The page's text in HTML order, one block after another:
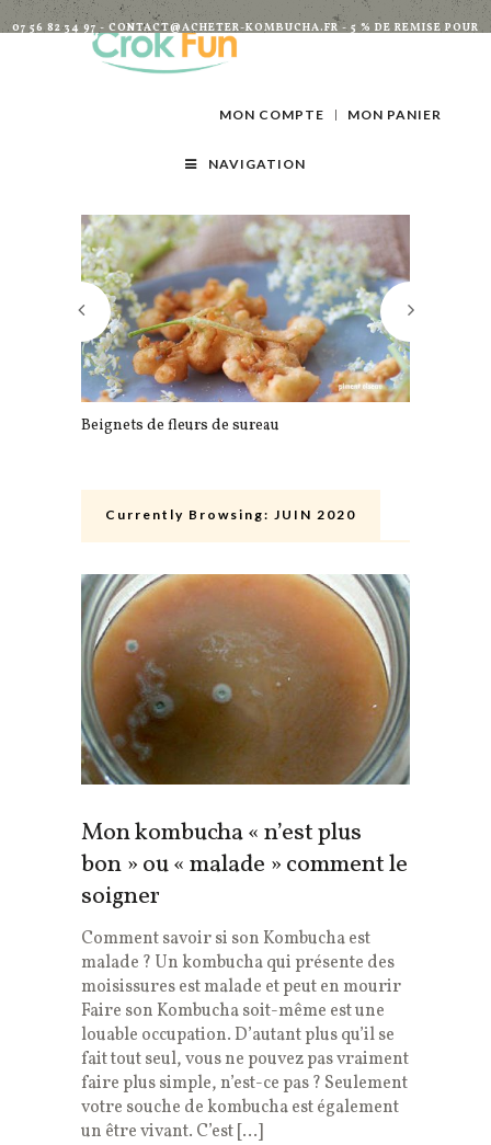
07 56 82 34 97 - CONTACT@ACHETER-KOMBUCHA.FR - 5 % DE REMISE POUR
MON COMPTE MON PANIER
NAVIGATION
Beignets de fleurs de sureau
Currently Browsing: JUIN 2020
Mon kombucha « n’est plus
bon » ou « malade » comment le
soigner
Comment savoir si son Kombucha est
malade ? Un kombucha qui présente des
moisissures est malade et peut en mourir
Faire son Kombucha soit-même est une
louable occupation. D’autant plus qu’il se
fait tout seul, vous ne pouvez pas vraiment
faire plus simple, n’est-ce pas ? Seulement
votre souche de kombucha est également
un être vivant. C’est […]